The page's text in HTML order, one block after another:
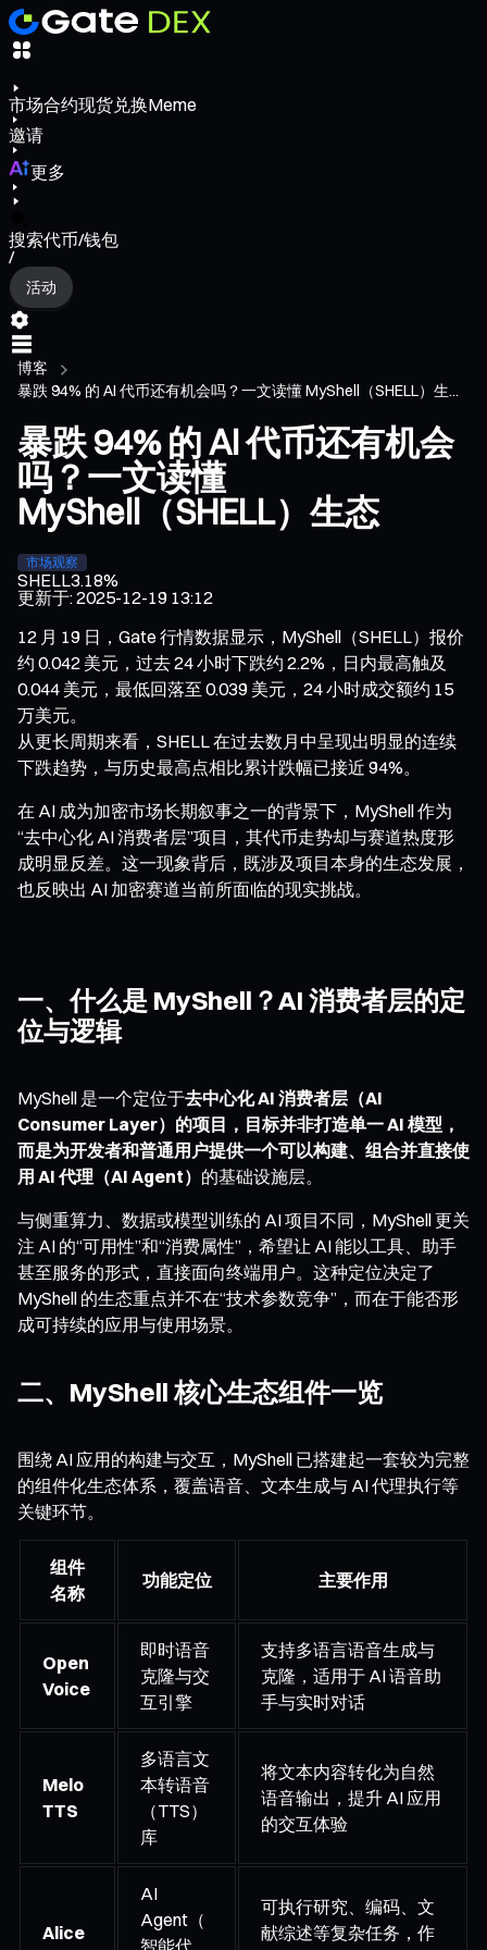
市场合约现货兑换Meme
邀请
更多
搜索代币/钱包
/
活动
博客
暴跌 94% 的 AI 代币还有机会吗？一文读懂 MyShell（SHELL）生...
暴跌 94% 的 AI 代币还有机会
吗？一文读懂
MyShell（SHELL）生态
市场观察
SHELL3.18%
更新于:2025-12-19 13:12
12 月 19 日，Gate 行情数据显示，MyShell（SHELL）报价
约 0.042 美元，过去 24 小时下跌约 2.2%，日内最高触及
0.044 美元，最低回落至 0.039 美元，24 小时成交额约 15
万美元。
从更长周期来看，SHELL 在过去数月中呈现出明显的连续
下跌趋势，与历史最高点相比累计跌幅已接近 94%。
在 AI 成为加密市场长期叙事之一的背景下，MyShell 作为
“去中心化 AI 消费者层”项目，其代币走势却与赛道热度形
成明显反差。这一现象背后，既涉及项目本身的生态发展，
也反映出 AI 加密赛道当前所面临的现实挑战。
一、什么是 MyShell？AI 消费者层的定
位与逻辑
MyShell 是一个定位于去中心化 AI 消费者层（AI
Consumer Layer）的项目，目标并非打造单一 AI 模型，
而是为开发者和普通用户提供一个可以构建、组合并直接使
用 AI 代理（AI Agent） 的基础设施层。
与侧重算力、数据或模型训练的 AI 项目不同，MyShell 更关
注 AI 的“可用性”和“消费属性”，希望让 AI 能以工具、助手
甚至服务的形式，直接面向终端用户。这种定位决定了
MyShell 的生态重点并不在“技术参数竞争”，而在于能否形
成可持续的应用与使用场景。
二、MyShell 核心生态组件一览
围绕 AI 应用的构建与交互，MyShell 已搭建起一套较为完整
的组件化生态体系，覆盖语音、文本生成与 AI 代理执行等
关键环节。
组件
名称
功能定位 主要作用
Open
Voice
即时语音
克隆与交
互引擎
支持多语言语音生成与
克隆，适用于 AI 语音助
手与实时对话
Melo
TTS
多语言文
本转语音
（TTS）
库
将文本内容转化为自然
语音输出，提升 AI 应用
的交互体验
Alice
AI
Agent（
智能代
可执行研究、编码、文
献综述等复杂任务，作